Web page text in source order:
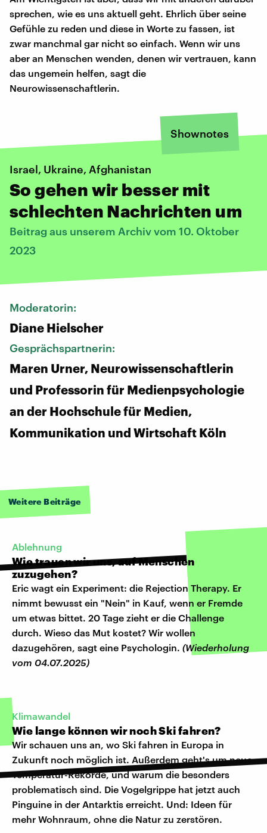
sprechen, wie es uns aktuell geht. Ehrlich über seine
Gefühle zu reden und diese in Worte zu fassen, ist
zwar manchmal gar nicht so einfach. Wenn wir uns
aber an Menschen wenden, denen wir vertrauen, kann
das ungemein helfen, sagt die
Neurowissenschaftlerin.
Shownotes
Israel, Ukraine, Afghanistan
So gehen wir besser mit
schlechten Nachrichten um
Beitrag aus unserem Archiv vom 10. Oktober
2023
Moderatorin:
Diane Hielscher
Gesprächspartnerin:
Maren Urner, Neurowissenschaftlerin
und Professorin für Medienpsychologie
an der Hochschule für Medien,
Kommunikation und Wirtschaft Köln
Weitere Beiträge
Ablehnung
Wie trauen wir uns, auf Menschen
zuzugehen?
Eric wagt ein Experiment: die Rejection Therapy. Er
nimmt bewusst ein "Nein" in Kauf, wenn er Fremde
um etwas bittet. 20 Tage zieht er die Challenge
durch. Wieso das Mut kostet? Wir wollen
dazugehören, sagt eine Psychologin. (Wiederholung
vom 04.07.2025)
Klimawandel
Wie lange können wir noch Ski fahren?
Wir schauen uns an, wo Ski fahren in Europa in
Zukunft noch möglich ist. Außerdem geht's um neue
Temperatur-Rekorde, und warum die besonders
problematisch sind. Die Vogelgrippe hat jetzt auch
Pinguine in der Antarktis erreicht. Und: Ideen für
mehr Wohnraum, ohne die Natur zu zerstören.